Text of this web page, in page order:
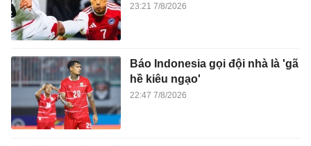
23:21 7/8/2026
Báo Indonesia gọi đội nhà là 'gã
hề kiêu ngạo'
22:47 7/8/2026